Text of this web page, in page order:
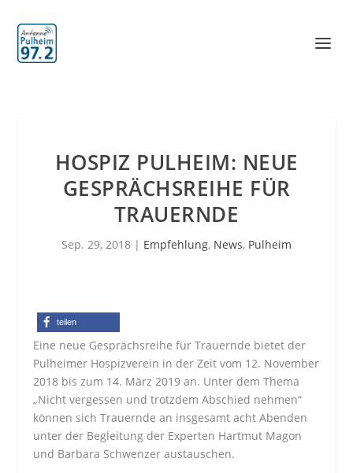
HOSPIZ PULHEIM: NEUE
GESPRÄCHSREIHE FÜR
TRAUERNDE
Sep. 29, 2018 | Empfehlung, News, Pulheim
teilen
Eine neue Gesprächsreihe für Trauernde bietet der
Pulheimer Hospizverein in der Zeit vom 12. November
2018 bis zum 14. März 2019 an. Unter dem Thema
„Nicht vergessen und trotzdem Abschied nehmen“
können sich Trauernde an insgesamt acht Abenden
unter der Begleitung der Experten Hartmut Magon
und Barbara Schwenzer austauschen.